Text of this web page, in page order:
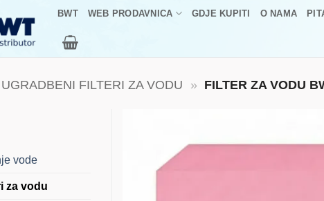
BWT WEB PRODAVNICA GDJE KUPITI O NAMA
UGRADBENI FILTERI ZA VODU » FILTER ZA VODU
vode
za vodu